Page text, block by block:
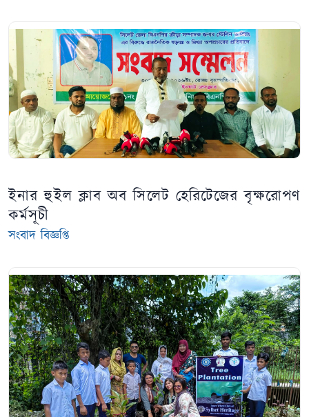
ইনার হুইল ক্লাব অব সিলেট হেরিটেজের বৃক্ষরোপণ
কর্মসূচী
সংবাদ বিজ্ঞপ্তি